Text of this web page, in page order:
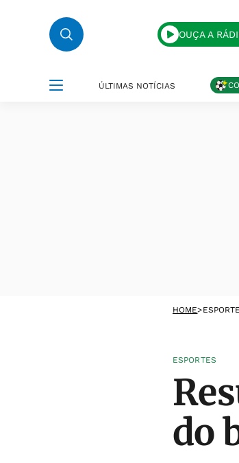
OUÇA A
ÚLTIMAS NOTÍCIAS
HOME>
ESPORTES
do